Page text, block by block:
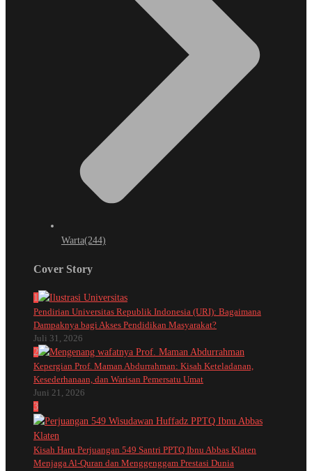
Warta(244)
Cover Story
1
Pendirian Universitas Republik Indonesia (URI): Bagaimana
Dampaknya bagi Akses Pendidikan Masyarakat?
Juli 31, 2026
2
Kepergian Prof. Maman Abdurrahman: Kisah Keteladanan,
Kesederhanaan, dan Warisan Pemersatu Umat
Juni 21, 2026
3
Kisah Haru Perjuangan 549 Santri PPTQ Ibnu Abbas Klaten
Menjaga Al-Quran dan Menggenggam Prestasi Dunia